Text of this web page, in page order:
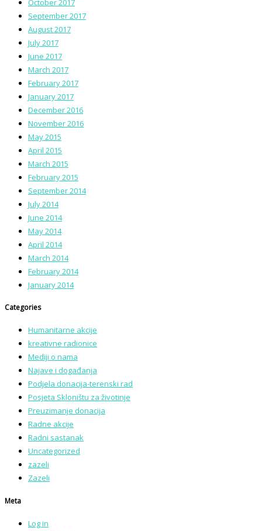
September 2017
August 2017
July 2017
June 2017
March 2017
February 2017
January 2017
December 2016
November 2016
May 2015
April 2015
March 2015
February 2015
September 2014
July 2014
June 2014
May 2014
April 2014
March 2014
February 2014
January 2014
Categories
Humanitarne akcije
kreativne radionice
Mediji o nama
Najave i događanja
Podjela donacija-terenski rad
Posjeta Skloništu za životinje
Preuzimanje donacija
Radne akcije
Radni sastanak
Uncategorized
zazeli
Zazeli
Meta
Log in